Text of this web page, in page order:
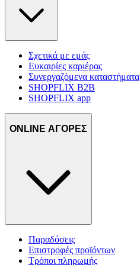
Σχετικά με εμάς
Ευκαιρίες καριέρας
Συνεργαζόμενα καταστήματα
SHOPFLIX B2B
SHOPFLIX app
ONLINE ΑΓΟΡΕΣ
Παραδόσεις
Επιστροφές προϊόντων
Τρόποι πληρωμής